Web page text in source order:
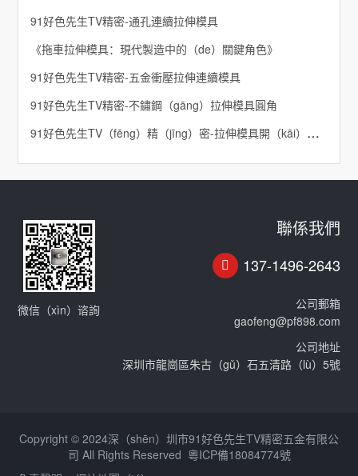
91好色先生TV精密-通孔連續拉伸模具
《拖車拉伸模具：現代製造中的（de）關鍵角色》
91好色先生TV精密-五金衝壓拉伸連續模具
91好色先生TV精密-不鏽鋼（gāng）拉伸模具圓角
91好色先生TV（fēng）精（jīng）密-拉伸模具開（kāi）裂原因
微信（xìn）谘詢
聯係我們
137-1496-2643
公司郵箱
gaofeng@pf898.com
公司地址
深圳市龍崗區朱古（gǔ）石五清路（lù）5號
Copyright © 2024深（shēn）圳市91好色先生TV精密五金有限公
司 All Rights Reserved 粵ICP備18084774號